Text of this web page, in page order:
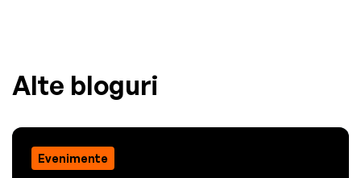
Alte bloguri
Evenimente